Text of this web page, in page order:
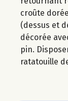
croûte
(dessus et
décorée
pin.
ratatouille